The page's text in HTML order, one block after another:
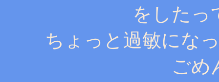
をしたっ
ちょっと過敏にな
ごめ